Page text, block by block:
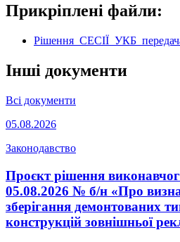
Прикріплені файли:
Інші документи
Всі документи
05.08.2026
Законодавство
Проєкт рішення
05.08.2026 № б/н «Про
зберігання демонтованих
конструкцій зовнішньої